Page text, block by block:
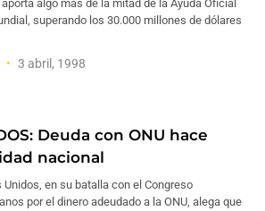
aporta algo más de la mitad de la Ayuda Oficial
superando los 30.000 millones de dólares
3 abril, 1998
Deuda con ONU hace
nacional
Unidos, en su batalla con el Congreso
por el dinero adeudado a la ONU, alega que